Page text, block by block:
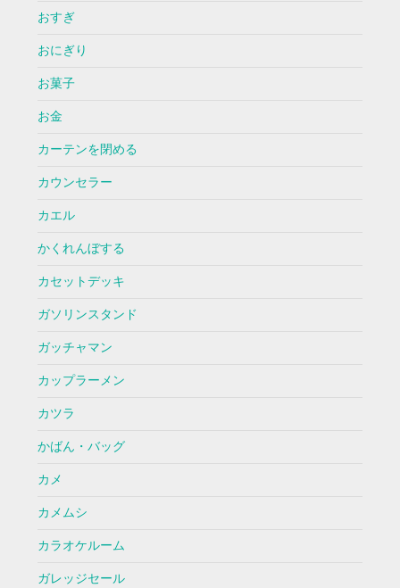
おすぎ
おにぎり
お菓子
お金
カーテンを閉める
カウンセラー
カエル
かくれんぼする
カセットデッキ
ガソリンスタンド
ガッチャマン
カップラーメン
カツラ
かばん・バッグ
カメ
カメムシ
カラオケルーム
ガレッジセール